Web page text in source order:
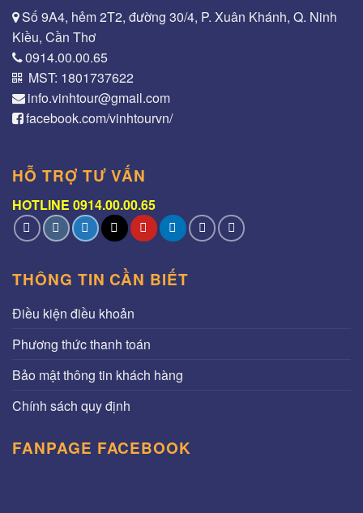
Số 9A4, hẻm 2T2, đường 30/4, P. Xuân Khánh, Q. Ninh
Kiều, Cần Thơ
0914.00.00.65
MST: 1801737622
info.vinhtour@gmail.com
facebook.com/vinhtourvn/
HỖ TRỢ TƯ VẤN
HOTLINE 0914.00.00.65
THÔNG TIN CẦN BIẾT
Điều kiện điều khoản
Phương thức thanh toán
Bảo mật thông tin khách hàng
Chính sách quy định
FANPAGE FACEBOOK